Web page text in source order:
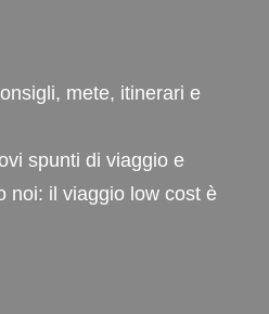
mete, itinerari e
spunti di viaggio e
noi: il viaggio low cost è